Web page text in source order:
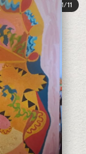
1/11